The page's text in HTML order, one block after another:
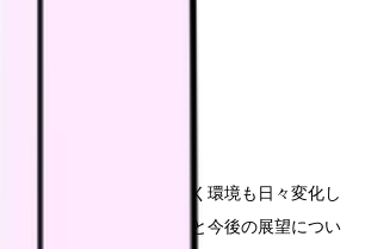
む中、遠隔診療を取り巻く環境も日々変化し
ンでは、最新のトレンドと今後の展望につい